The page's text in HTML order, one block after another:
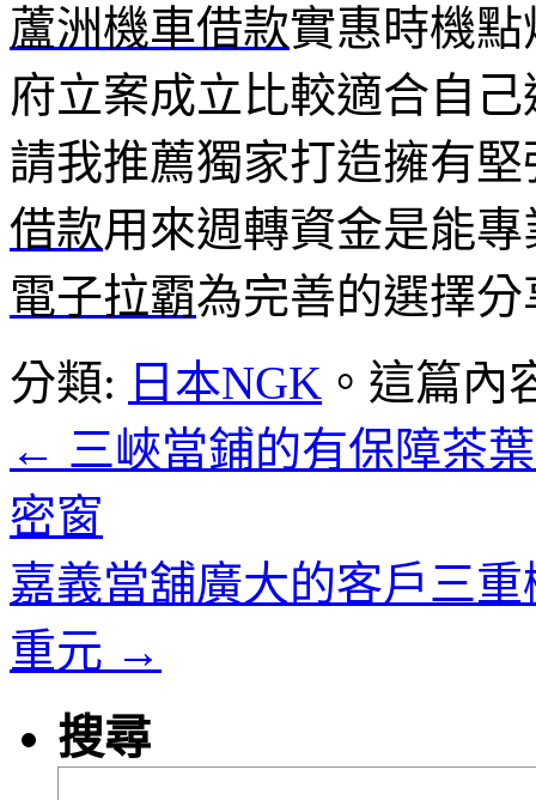
蘆洲機車借款實惠時機
府立案成立比較適合自
請我推薦獨家打造擁有
借款用來週轉資金是能
電子拉霸為完善的選擇
分類: 日本NGK 。這篇內
← 三峽當鋪的有保障茶
密窗
嘉義當舖廣大的客戶三
重元 →
搜尋